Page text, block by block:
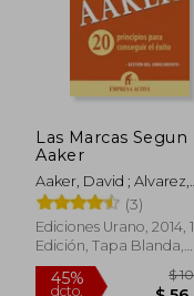
Las Marcas Segun
Aaker
Aaker, David ; Alvarez,
Roberto
(3)
Ediciones Urano, 2014, 1
Edición, Tapa Blanda,
Usado